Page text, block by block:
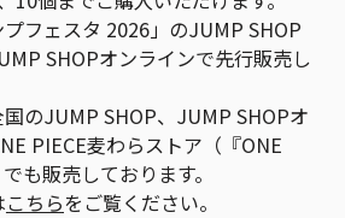
フェスタ 2026」のJUMP SHOP
SHOPオンラインで先行販売し
のJUMP SHOP、JUMP SHOPオ
PIECE麦わらストア（『ONE
も販売しております。
こちらをご覧ください。